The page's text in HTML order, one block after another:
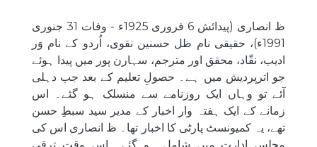
ظ انصاری (پیدائش 6 فروری 1925ء - وفات 31 جنوری
1991ء)، حقیقی نام ظل حسنین نقوی، اُردو کے نام وَر
ادیب، نقّاد، محقق اور مترجم، سہارن پور میں پیدا ہوئے
جو اترپردیش میں ہے۔ حصولِ تعلیم کے بعد جب دہلی
آئے تو وہاں ایک روزنامے سے منسلک ہو گئے۔ اس
زمانے کے ایک ہفتہ وار اخبار کے مدیر سید سبطِ حسن
تھے، یہ کمیونسٹ پارٹی کا اخبار تھا۔ ظ انصاری اس کی
مجلسِ ادارت میں شامل ہو گئے۔ اس وقت ترقی